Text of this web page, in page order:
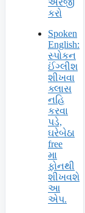
કરો
Spoken
English:
સ્પોકન
ઈંગ્લીશ
શીખવા
ક્લાસ
નહિ
કરવા
પડે,
ઘરેબેઠા
free
મા
ફોનથી
શીખવશે
આ
એપ.